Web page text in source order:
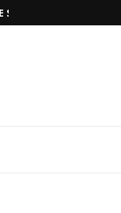
DE AGUA POTABLE